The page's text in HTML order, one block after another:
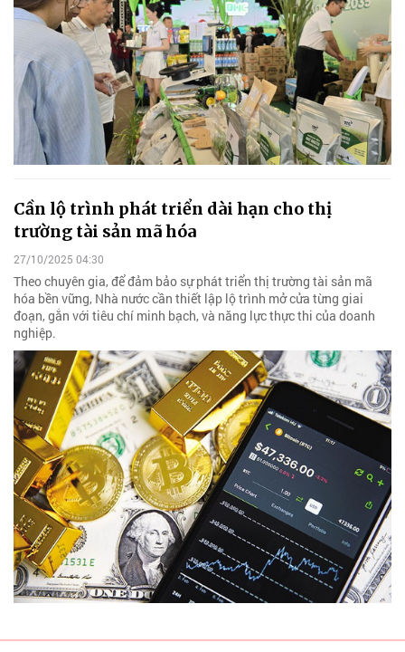
Cần lộ trình phát triển dài hạn cho thị
trường tài sản mã hóa
27/10/2025 04:30
Theo chuyên gia, để đảm bảo sự phát triển thị trường tài sản mã
hóa bền vững, Nhà nước cần thiết lập lộ trình mở cửa từng giai
đoạn, gắn với tiêu chí minh bạch, và năng lực thực thi của doanh
nghiệp.